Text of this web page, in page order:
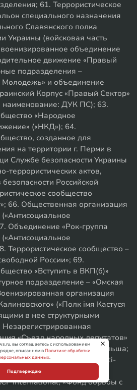
61. Террористическое
специального назначения
Славянского полка
Украины (войсковая часть
объединение
движение «Правый
подразделения –
Молодежь» и объединение
Корпус «Правый Сектор»
наименование: ДУК ПС); 63.
«Народное
(«НКД»); 64.
созданное для
на территории г. Перми в
Службе безопасности Украины
террористических актов,
Российской
сообщество
66. Общественная организация
Объединение «Рок-группа
Террористическое сообщество –
России»; 69.
«Вступить в ВКП(б)»
подразделение – «Омская
организация
(«Полк iмя Кастуся
в нее структурными
«Съезд народных депутатов»
Ludowych), Республика Польша;
корпорация Anti-
(иные используемые
international, «Фонд борьбы с
вы соглашаетесь с использованием
описанном вПолитике обработки
данных.
Подтверждаю